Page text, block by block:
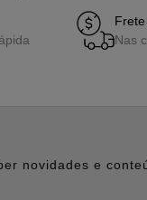
Nas
novidades e